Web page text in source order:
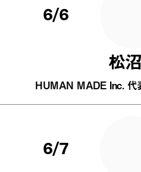
6/6
松
HUMAN MADE Inc. 代
6/7